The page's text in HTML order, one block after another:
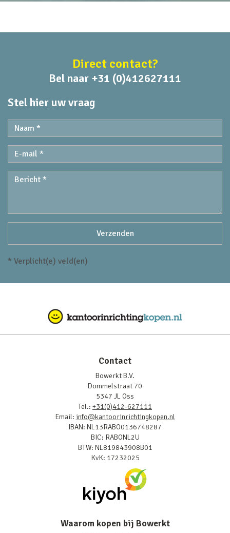
Direct contact?
Bel naar +31 (0)412627111
Stel hier uw vraag
* Verplicht(e) veld(en)
Contact
Bowerkt B.V.
Dommelstraat 70
5347 JL Oss
Tel.: +31(0)412-627111
Email: info@kantoorinrichtingkopen.nl
IBAN: NL13RABO0136748287
BIC: RABONL2U
BTW: NL819843908B01
KvK: 17232025
Waarom kopen bij Bowerkt